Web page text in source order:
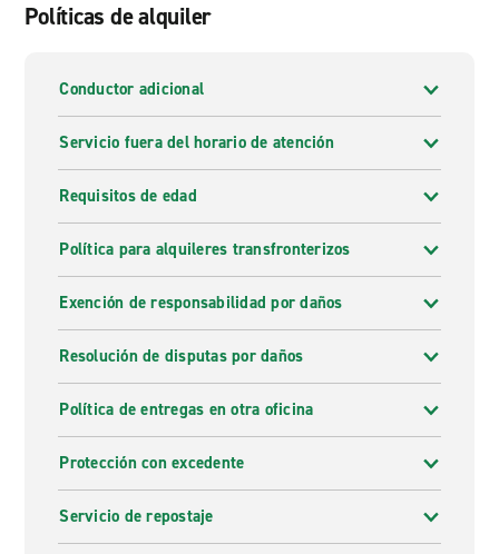
Políticas de alquiler
Conductor adicional
Servicio fuera del horario de atención
Requisitos de edad
Política para alquileres transfronterizos
Exención de responsabilidad por daños
Resolución de disputas por daños
Política de entregas en otra oficina
Protección con excedente
Servicio de repostaje